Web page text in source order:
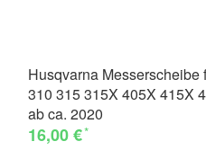
Husqvarna Messerscheibe
310 315 315X 405X 415X
ab ca. 2020
16,00 €*